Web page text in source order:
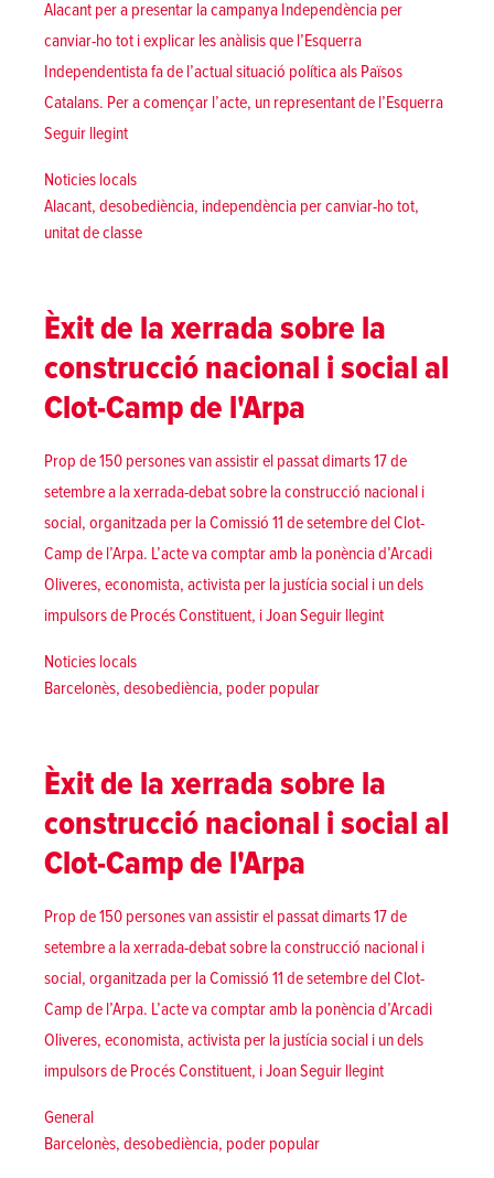
Alacant per a presentar la campanya Independència per
canviar-ho tot i explicar les anàlisis que l’Esquerra
Independentista fa de l’actual situació política als Països
Catalans. Per a començar l’acte, un representant de l’Esquerra
Seguir llegint«[Alacant] La independència és una eina per canviar-ho
Posted in
Noticies locals
Tags:
Alacant, desobediència, independència per canviar-ho tot,
unitat de classe
Èxit de la xerrada sobre la
construcció nacional i social al
Clot-Camp de l'Arpa
Prop de 150 persones van assistir el passat dimarts 17 de
setembre a la xerrada-debat sobre la construcció nacional i
social, organitzada per la Comissió 11 de setembre del Clot-
Camp de l’Arpa. L’acte va comptar amb la ponència d’Arcadi
Oliveres, economista, activista per la justícia social i un dels
impulsors de Procés Constituent, i JoanSeguir llegint«Èxit de la
Posted in
Noticies locals
Tags:
Barcelonès, desobediència, poder popular
Èxit de la xerrada sobre la
construcció nacional i social al
Clot-Camp de l'Arpa
Prop de 150 persones van assistir el passat dimarts 17 de
setembre a la xerrada-debat sobre la construcció nacional i
social, organitzada per la Comissió 11 de setembre del Clot-
Camp de l’Arpa. L’acte va comptar amb la ponència d’Arcadi
Oliveres, economista, activista per la justícia social i un dels
impulsors de Procés Constituent, i JoanSeguir llegint«Èxit de la
Posted in
General
Tags:
Barcelonès, desobediència, poder popular